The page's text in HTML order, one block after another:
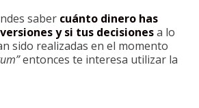
saber cuánto dinero has
y si tus decisionesa lo
sido realizadas en el momento
entonces te interesa utilizar la